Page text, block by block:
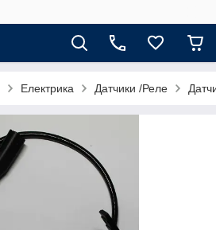
Електрика Датчики /Реле